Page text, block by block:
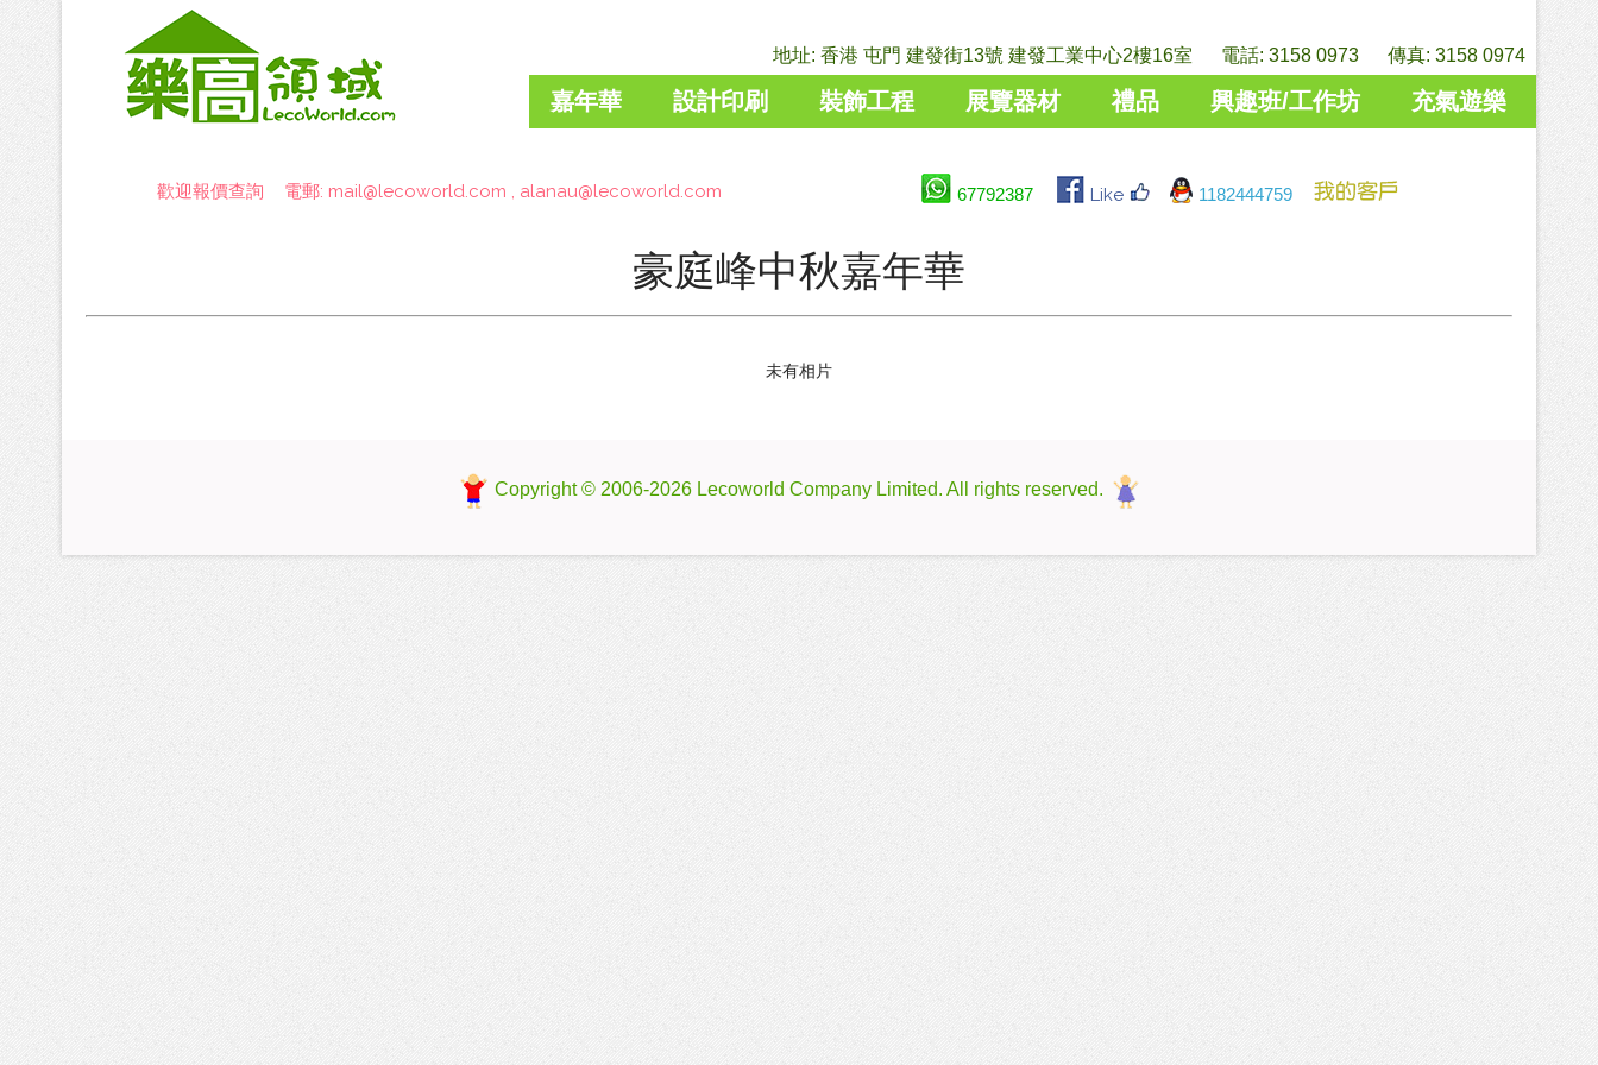
地址: 香港 屯門 建發街13號 建發工業中心2樓16室 電話: 3158 0973 傳真: 3158 0974
嘉年華 設計印刷 裝飾工程 展覽器材 禮品 興趣班/工作坊 充氣遊樂
歡迎報價查詢 電郵: mail@lecoworld.com , alanau@lecoworld.com 67792387 Like 1182444759
豪庭峰中秋嘉年華
未有相片
Copyright © 2006-2026 Lecoworld Company Limited. All rights reserved.